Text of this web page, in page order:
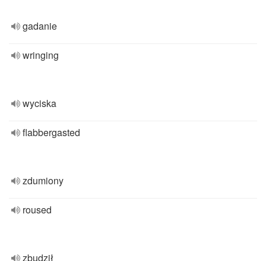
gadanie
wringing
wyciska
flabbergasted
zdumiony
roused
zbudził